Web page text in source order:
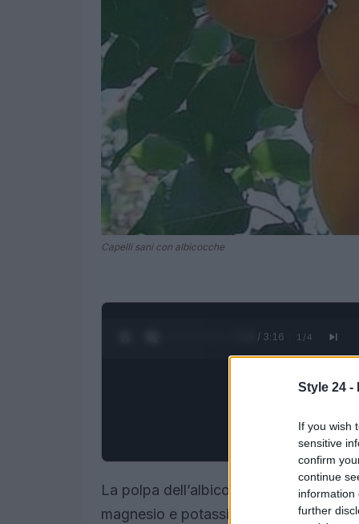
Style 24 -
If you wish
sensitive
confirm
continue
information
further
Capelli sani con albicocche
0:27 / 3:16 1 /4
La polpa dell’albicocca è ricca di
magnesio e potassio, gli acidi della